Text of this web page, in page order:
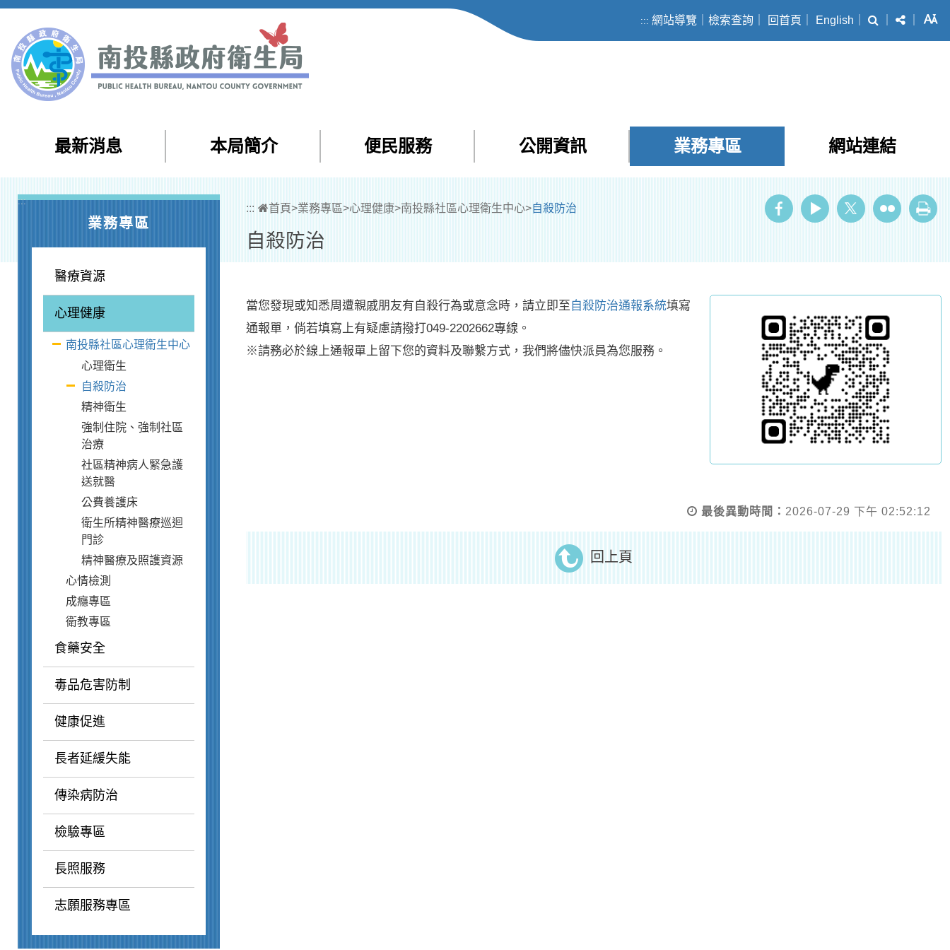
跳到主要內容區塊
::: 網站導覽 檢索查詢 回首頁 English 搜尋 分享
最新消息 本局簡介 便民服務 公開資訊 業務專區 網站連結
:::
業務專區
醫療資源
心理健康
南投縣社區心理衛生中心
心理衛生
自殺防治
精神衛生
強制住院、強制社區
治療
社區精神病人緊急護
送就醫
公費養護床
衛生所精神醫療巡迴
門診
精神醫療及照護資源
心情檢測
成癮專區
衛教專區
食藥安全
毒品危害防制
健康促進
長者延緩失能
傳染病防治
檢驗專區
長照服務
志願服務專區
::: 首頁>業務專區>心理健康>南投縣社區心理衛生中心>自殺防治Facebook
自殺防治
當您發現或知悉周遭親戚朋友有自殺行為或意念時，請立即至自殺防治通報系統填寫
通報單，倘若填寫上有疑慮請撥打049-2202662專線。
※請務必於線上通報單上留下您的資料及聯繫方式，我們將儘快派員為您服務。
最後異動時間： 2026-07-29 下午 02:52:12
回上頁